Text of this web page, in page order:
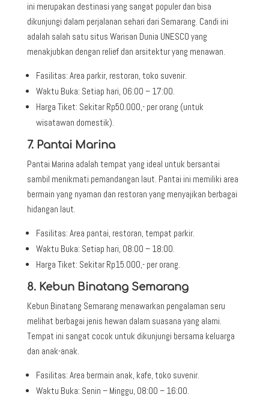
ini merupakan destinasi yang sangat populer dan bisa
dikunjungi dalam perjalanan sehari dari Semarang. Candi ini
adalah salah satu situs Warisan Dunia UNESCO yang
menakjubkan dengan relief dan arsitektur yang menawan.
Fasilitas: Area parkir, restoran, toko suvenir.
Waktu Buka: Setiap hari, 06:00 – 17:00.
Harga Tiket: Sekitar Rp50.000,- per orang (untuk
wisatawan domestik).
7. Pantai Marina
Pantai Marina adalah tempat yang ideal untuk bersantai
sambil menikmati pemandangan laut. Pantai ini memiliki area
bermain yang nyaman dan restoran yang menyajikan berbagai
hidangan laut.
Fasilitas: Area pantai, restoran, tempat parkir.
Waktu Buka: Setiap hari, 08:00 – 18:00.
Harga Tiket: Sekitar Rp15.000,- per orang.
8. Kebun Binatang Semarang
Kebun Binatang Semarang menawarkan pengalaman seru
melihat berbagai jenis hewan dalam suasana yang alami.
Tempat ini sangat cocok untuk dikunjungi bersama keluarga
dan anak-anak.
Fasilitas: Area bermain anak, kafe, toko suvenir.
Waktu Buka: Senin – Minggu, 08:00 – 16:00.